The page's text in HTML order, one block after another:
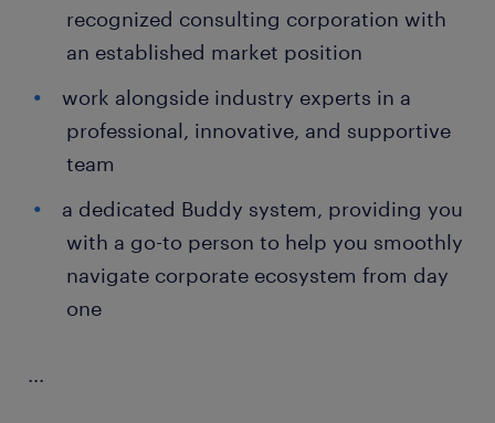
recognized consulting corporation with
an established market position
work alongside industry experts in a
professional, innovative, and supportive
team
a dedicated Buddy system, providing you
with a go-to person to help you smoothly
navigate corporate ecosystem from day
one
...